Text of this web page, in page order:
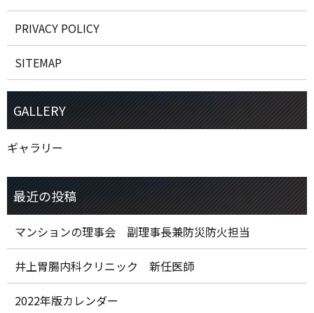
PRIVACY POLICY
SITEMAP
ギャラリー
マンションの理事会 副理事長兼防災防火担当
井上胃腸内科クリニック 新任医師
2022年版カレンダー